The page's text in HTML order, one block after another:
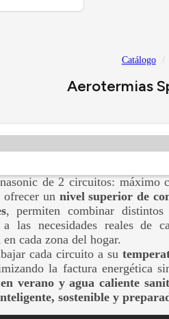
Catálogo
Aerotermias
de 2 circuitos:
ofrecer un nivel superior de
, permiten combinar
a las necesidades reales de
en cada zona del hogar.
cada circuito a su
la factura energética
verano y agua caliente
sostenible y